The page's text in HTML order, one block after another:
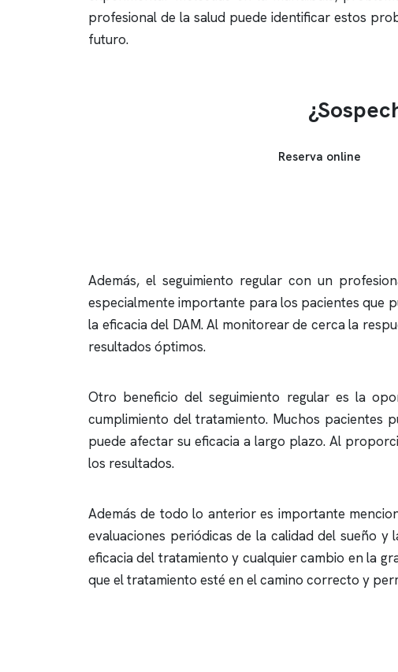
profesional de la salud puede identificar estos
futuro.
Reserva online
Además, el seguimiento regular con un
especialmente importante para los pacientes que
la eficacia del DAM. Al monitorear de cerca la
resultados óptimos.
Otro beneficio del seguimiento regular es la
cumplimiento del tratamiento. Muchos pacientes
puede afectar su eficacia a largo plazo. Al
los resultados.
Además de todo lo anterior es importante
evaluaciones periódicas de la calidad del sueño
eficacia del tratamiento y cualquier cambio en la
que el tratamiento esté en el camino correcto y